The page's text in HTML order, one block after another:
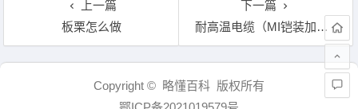
上一篇
板栗怎么做
下一篇
耐高温电缆（MI铠装加热电缆适用于高温管线伴热）
文章导航
Copyright © 略懂百科 版权所有